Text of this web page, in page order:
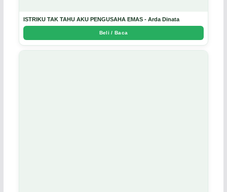
ISTRIKU TAK TAHU AKU PENGUSAHA EMAS - Arda Dinata
Beli / Baca